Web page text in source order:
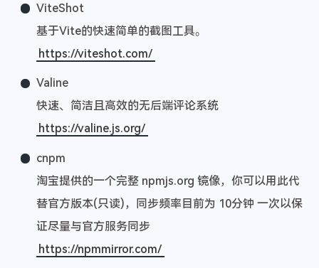
ViteShot
基于Vite的快速简单的截图工具。
https://viteshot.com/
Valine
快速、简洁且高效的无后端评论系统
https://valine.js.org/
cnpm
淘宝提供的一个完整 npmjs.org 镜像，你可以用此代
替官方版本(只读)，同步频率目前为 10分钟 一次以保
证尽量与官方服务同步
https://npmmirror.com/